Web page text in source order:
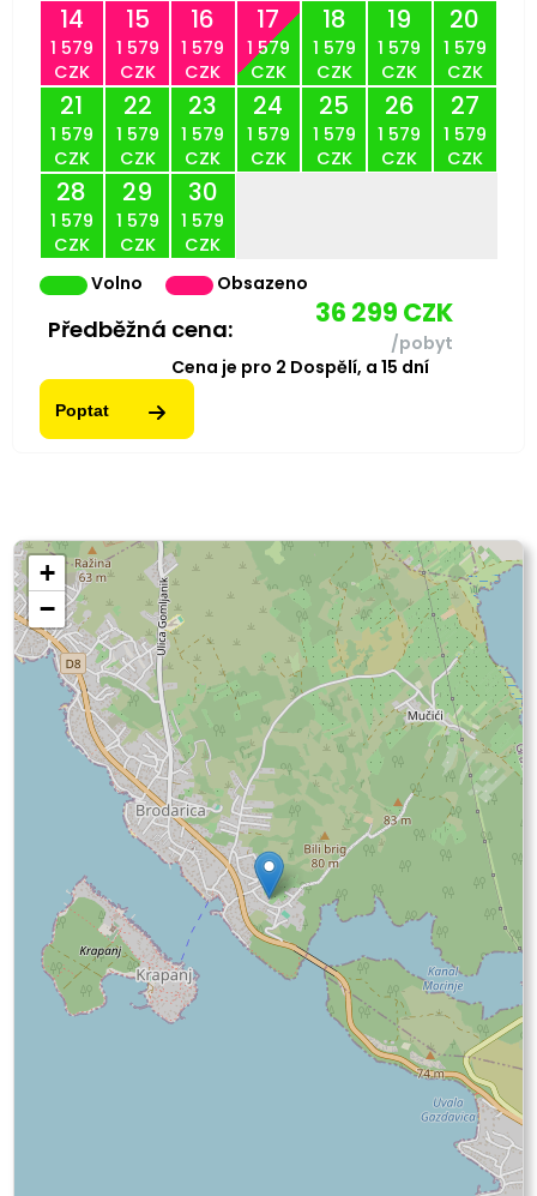
14
1 579
CZK
15
1 579
CZK
16
1 579
CZK
17
1 579
CZK
18
1 579
CZK
19
1 579
CZK
20
1 579
CZK
21
1 579
CZK
22
1 579
CZK
23
1 579
CZK
24
1 579
CZK
25
1 579
CZK
26
1 579
CZK
27
1 579
CZK
28
1 579
CZK
29
1 579
CZK
30
1 579
CZK
Volno
Obsazeno
Předběžná cena: 36 299 CZK
/pobyt
Cena je pro 2 Dospělí, a 15 dní
Poptat
+
−